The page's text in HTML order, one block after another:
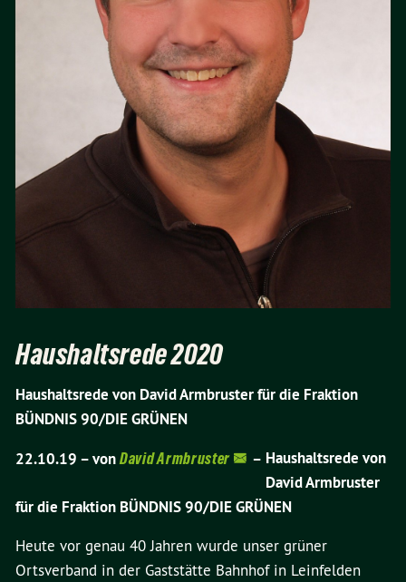
Haushaltsrede 2020
Haushaltsrede von David Armbruster für die Fraktion
BÜNDNIS 90/DIE GRÜNEN
22.10.19 –vonDavid Armbruster – Haushaltsrede von
David Armbruster
für die Fraktion BÜNDNIS 90/DIE GRÜNEN
Heute vor genau 40 Jahren wurde unser grüner
Ortsverband in der Gaststätte Bahnhof in Leinfelden